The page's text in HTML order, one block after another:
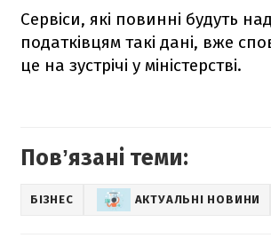
Сервіси, які повинні будуть
податківцям такі дані, вже
це на зустрічі у міністерстві.
Повʼязані теми:
БІЗНЕС АКТУАЛЬНІ НОВИНИ